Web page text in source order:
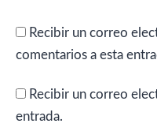
Recibir un correo
comentarios a esta
Recibir un correo
entrada.